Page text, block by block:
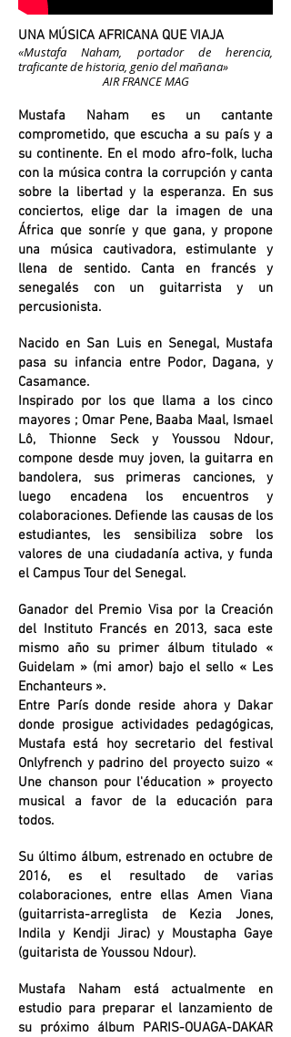
UNA MÚSICA AFRICANA QUE VIAJA
«Mustafa Naham, portador de herencia,
traficante de historia, genio del mañana»
AIR FRANCE MAG
Mustafa Naham es un cantante
comprometido, que escucha a su país y a
su continente. En el modo afro-folk, lucha
con la música contra la corrupción y canta
sobre la libertad y la esperanza. En sus
conciertos, elige dar la imagen de una
África que sonríe y que gana, y propone
una música cautivadora, estimulante y
llena de sentido. Canta en francés y
senegalés con un guitarrista y un
percusionista.
Nacido en San Luis en Senegal, Mustafa
pasa su infancia entre Podor, Dagana, y
Casamance.
Inspirado por los que llama a los cinco
mayores ; Omar Pene, Baaba Maal, Ismael
Lô, Thionne Seck y Youssou Ndour,
compone desde muy joven, la guitarra en
bandolera, sus primeras canciones, y
luego encadena los encuentros y
colaboraciones. Defiende las causas de los
estudiantes, les sensibiliza sobre los
valores de una ciudadanía activa, y funda
el Campus Tour del Senegal.
Ganador del Premio Visa por la Creación
del Instituto Francés en 2013, saca este
mismo año su primer álbum titulado «
Guidelam » (mi amor) bajo el sello « Les
Enchanteurs ».
Entre París donde reside ahora y Dakar
donde prosigue actividades pedagógicas,
Mustafa está hoy secretario del festival
Onlyfrench y padrino del proyecto suizo «
Une chanson pour l'éducation » proyecto
musical a favor de la educación para
todos.
Su último álbum, estrenado en octubre de
2016, es el resultado de varias
colaboraciones, entre ellas Amen Viana
(guitarrista-arreglista de Kezia Jones,
Indila y Kendji Jirac) y Moustapha Gaye
(guitarista de Youssou Ndour).
Mustafa Naham está actualmente en
estudio para preparar el lanzamiento de
su próximo álbum PARIS-OUAGA-DAKAR